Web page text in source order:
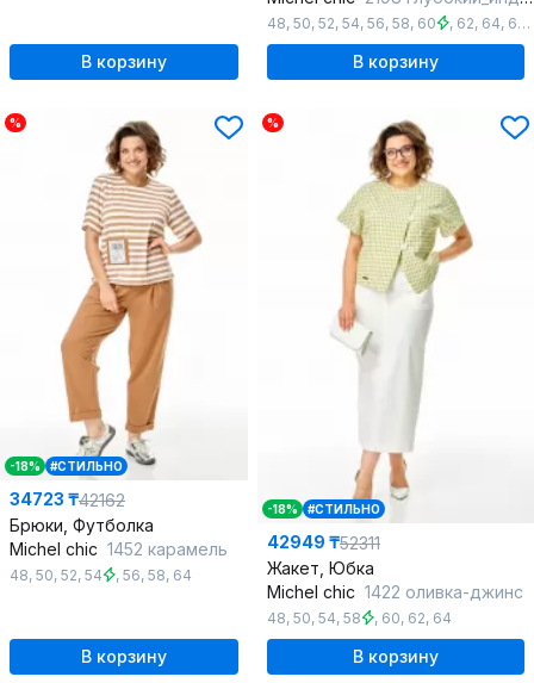
В корзину
48, 50, 52, 54, 56, 58, 60 , 62, 64, 66 ,
В корзину
%
-18% #СТИЛЬНО
34723 ₸42162
Брюки, Футболка
Michel chic 1452 карамель
48, 50, 52, 54 , 56, 58, 64
В корзину
%
-18% #СТИЛЬНО
42949 ₸52311
Жакет, Юбка
Michel chic 1422 оливка-джинс
48, 50, 54, 58 , 60, 62, 64
В корзину